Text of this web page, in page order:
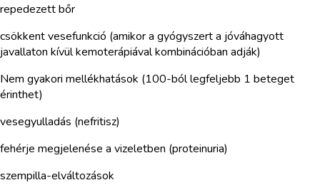
repedezett bőr
csökkent vesefunkció (amikor a gyógyszert a jóváhagyott
javallaton kívül kemoterápiával kombinációban adják)
Nem gyakori mellékhatások (100-ból legfeljebb 1 beteget
érinthet)
vesegyulladás (nefritisz)
fehérje megjelenése a vizeletben (proteinuria)
szempilla-elváltozások